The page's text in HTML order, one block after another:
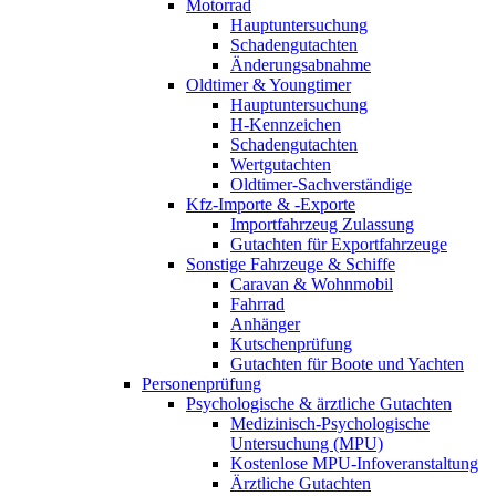
Motorrad
Hauptuntersuchung
Schadengutachten
Änderungsabnahme
Oldtimer & Youngtimer
Hauptuntersuchung
H-Kennzeichen
Schadengutachten
Wertgutachten
Oldtimer-Sachverständige
Kfz-Importe & -Exporte
Importfahrzeug Zulassung
Gutachten für Exportfahrzeuge
Sonstige Fahrzeuge & Schiffe
Caravan & Wohnmobil
Fahrrad
Anhänger
Kutschenprüfung
Gutachten für Boote und Yachten
Personenprüfung
Psychologische & ärztliche Gutachten
Medizinisch-Psychologische
Untersuchung (MPU)
Kostenlose MPU-Infoveranstaltung
Ärztliche Gutachten